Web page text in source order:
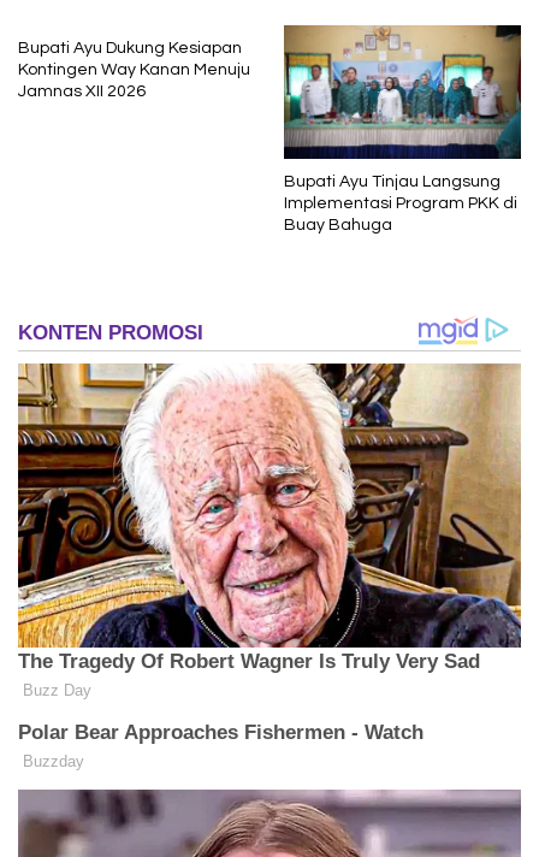
Bupati Ayu Dukung Kesiapan
Kontingen Way Kanan Menuju
Jamnas XII 2026
Bupati Ayu Tinjau Langsung
Implementasi Program PKK di
Buay Bahuga